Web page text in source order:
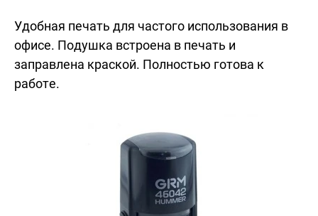
Удобная печать для частого использования в
офисе. Подушка встроена в печать и
заправлена краской. Полностью готова к
работе.